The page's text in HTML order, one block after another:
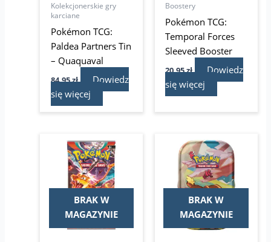
Kolekcjonerskie gry
karciane
Pokémon TCG:
Paldea Partners Tin
– Quaquaval
84,95zł
Dowiedz
się więcej
Boostery
Pokémon TCG:
Temporal Forces
Sleeved Booster
20,95zł
Dowiedz
się więcej
BRAK W
MAGAZYNIE
BRAK W
MAGAZYNIE